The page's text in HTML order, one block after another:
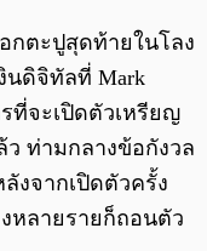
กตะปูสุดท้ายในโลง
นดิจิทัลที่ Mark
ที่จะเปิดตัวเหรียญ
ท่ามกลางข้อกังวล
งจากเปิดตัวครั้ง
หลายรายก็ถอนตัว